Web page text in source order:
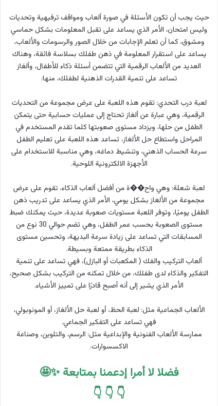
حيث يجب أن تكون الأسئلة في صورة ألعاب ومواقف ترفيهية وتحديات
وليس امتحان، الأمر الذي يساعد على تقبل المعلومات بشكل حماسي
ومشوق، كما أن تعلم الإجابات من خلال الصور والرسومات والألعاب،
يساعد على استقرار المعلومة في ذهن طفلك بسلاسة فائقة، وهناك
العديد من الألعاب الرقمية التي تتضمن أسئلة ذكاء للأطفال، وألغاز
تساعد على تنمية القدرات الذهنية لطفلك، منها:
لعبة درب التحدي: تقوم هذه اللعبة على عرض مجموعة من التحديات
الرقمية، وهي عبارة عن ألغاز تحتاج إلى عمليات حسابية حتى يتمكن
الطفل من حلها، ويزداد مستوى صعوبتها كلما تقدم المستخدم في
المراحل واستطاع حل الألغاز، تساعد هذه اللعبة على تعليم الطفل
سرعة الحساب الذهني، وتنشيط دماغه، وهي مناسبة للاستخدام على
الأجهزة الالكترونية اللوحية.
لعبة شعلة: وهي واح��ة من أفضل ألعاب الذكاء، تقوم على عرض
مجموعة من الألغاز بشكل يومي، الأمر الذي يساعد على تدريب ذهن
الطفل يوميًا، وتوفر اللعبة مستويات صعوبة عديدة، حيث يمكنك ضبط
مستوى الصعوبة بحسب عمر الطفل، وهي تضم حوالي 30 نوع من
المسابقات التي تساعد على زيادة سرعة البديهة، وتحسين مستوى
الذكاء بطريقة ممتعة وبسيطة.
ألعاب التركيب والفك ( المكعبات أو البازل)، فهي تساعد على تنمية
التفكير والذكاء لدى طفلك، من خلال تمكنه من التركيب بشكل صحيح،
الأمر الذي يشير إلى أنه أصبح قادرًا على تمييز الأشياء.
الألعاب الجماعية مثل: لعبة الحظ، أو لعبة حل الألغاز، أو المونوبولي،
فهي تساعد على التفكير الجماعي.
ممارسة الألعاب الفنونية والإبداعية مثل: الرسم، والتلوين، وصناعة
الاكسسوارات.
فضلا لا أمرا إدعمنا بمتابعة ✨🤩
👇 👇 👇